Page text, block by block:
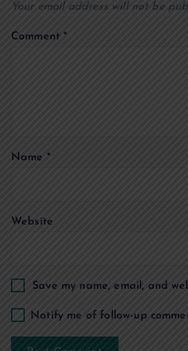
i
n
Your email address will not be
Comment *
Name *
Website
Save my name, email, and
Notify me of follow-up